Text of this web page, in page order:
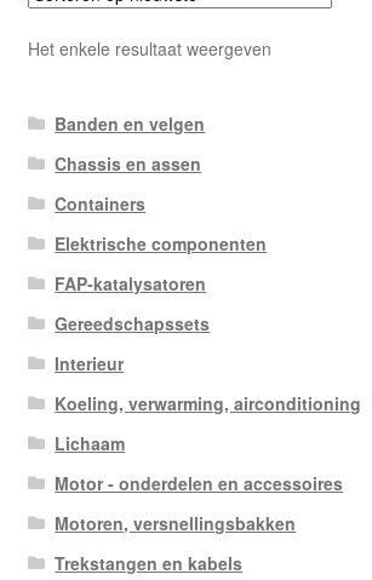
Het enkele resultaat weergeven
Banden en velgen
Chassis en assen
Containers
Elektrische componenten
FAP-katalysatoren
Gereedschapssets
Interieur
Koeling, verwarming, airconditioning
Lichaam
Motor - onderdelen en accessoires
Motoren, versnellingsbakken
Trekstangen en kabels